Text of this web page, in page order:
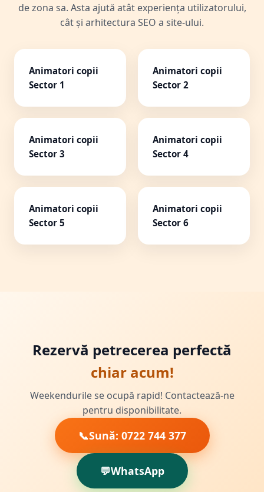
de zona sa. Asta ajută atât experiența utilizatorului,
cât și arhitectura SEO a site-ului.
Animatori copii
Sector 1
Animatori copii
Sector 2
Animatori copii
Sector 3
Animatori copii
Sector 4
Animatori copii
Sector 5
Animatori copii
Sector 6
Rezervă petrecerea perfectă
chiar acum!
Weekendurile se ocupă rapid! Contactează-ne
pentru disponibilitate.
📞Sună: 0722 744 377
💬WhatsApp